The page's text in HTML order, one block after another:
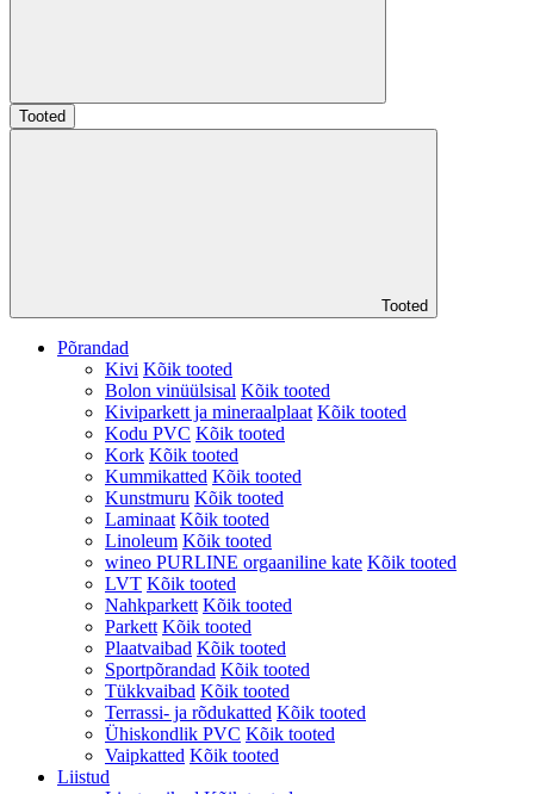
Tooted
Tooted
Põrandad
Kivi Kõik tooted
Bolon vinüülsisal Kõik tooted
Kiviparkett ja mineraalplaat Kõik tooted
Kodu PVC Kõik tooted
Kork Kõik tooted
Kummikatted Kõik tooted
Kunstmuru Kõik tooted
Laminaat Kõik tooted
Linoleum Kõik tooted
wineo PURLINE orgaaniline kate Kõik tooted
LVT Kõik tooted
Nahkparkett Kõik tooted
Parkett Kõik tooted
Plaatvaibad Kõik tooted
Sportpõrandad Kõik tooted
Tükkvaibad Kõik tooted
Terrassi- ja rõdukatted Kõik tooted
Ühiskondlik PVC Kõik tooted
Vaipkatted Kõik tooted
Liistud